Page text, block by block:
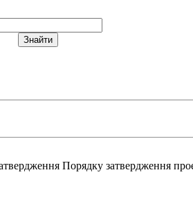
Порядку затвердження